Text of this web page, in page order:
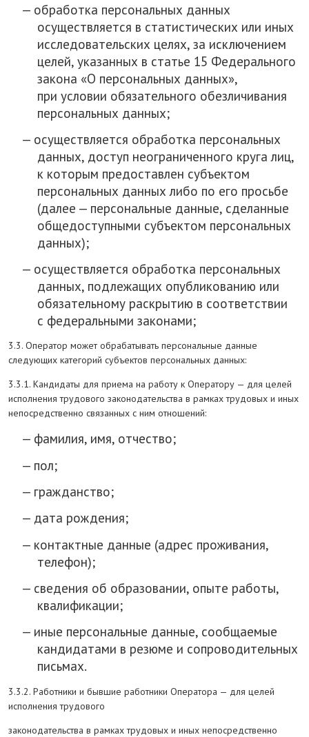
обработка персональных данных
осуществляется в статистических или иных
исследовательских целях, за исключением
целей, указанных в статье 15 Федерального
закона «О персональных данных»,
при условии обязательного обезличивания
персональных данных;
осуществляется обработка персональных
данных, доступ неограниченного круга лиц,
к которым предоставлен субъектом
персональных данных либо по его просьбе
(далее — персональные данные, сделанные
общедоступными субъектом персональных
данных);
осуществляется обработка персональных
данных, подлежащих опубликованию или
обязательному раскрытию в соответствии
с федеральными законами;
3.3. Оператор может обрабатывать персональные данные
следующих категорий субъектов персональных данных:
3.3.1. Кандидаты для приема на работу к Оператору — для целей
исполнения трудового законодательства в рамках трудовых и иных
непосредственно связанных с ним отношений:
фамилия, имя, отчество;
пол;
гражданство;
дата рождения;
контактные данные (адрес проживания,
телефон);
сведения об образовании, опыте работы,
квалификации;
иные персональные данные, сообщаемые
кандидатами в резюме и сопроводительных
письмах.
3.3.2. Работники и бывшие работники Оператора — для целей
исполнения трудового
законодательства в рамках трудовых и иных непосредственно